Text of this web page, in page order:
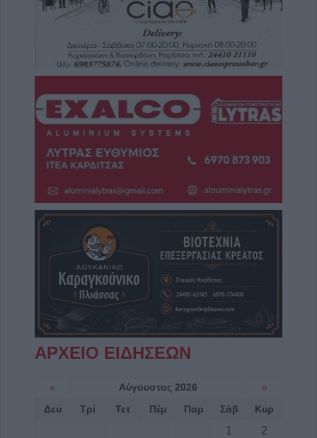
ΑΡΧΕΙΟ ΕΙΔΗΣΕΩΝ
« Αύγουστος 2026 »
Δευ Τρί Τετ Πέμ Παρ Σάβ Κυρ
1
2